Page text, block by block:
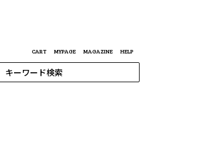
CART MYPAGE MAGAZINE HELP